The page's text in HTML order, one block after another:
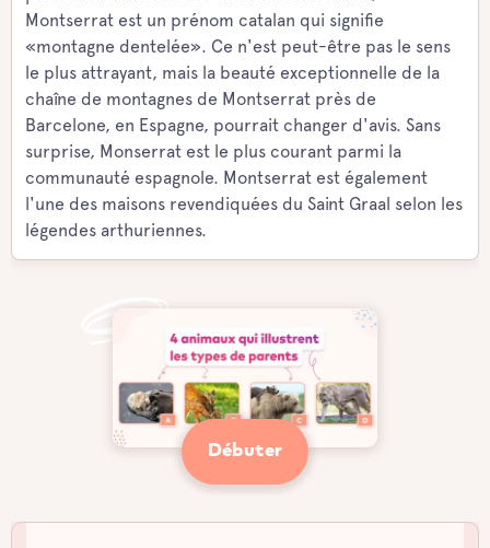
Montserrat est un prénom catalan qui signifie
«montagne dentelée». Ce n'est peut-être pas le sens
le plus attrayant, mais la beauté exceptionnelle de la
chaîne de montagnes de Montserrat près de
Barcelone, en Espagne, pourrait changer d'avis. Sans
surprise, Monserrat est le plus courant parmi la
communauté espagnole. Montserrat est également
l'une des maisons revendiquées du Saint Graal selon les
légendes arthuriennes.
Débuter